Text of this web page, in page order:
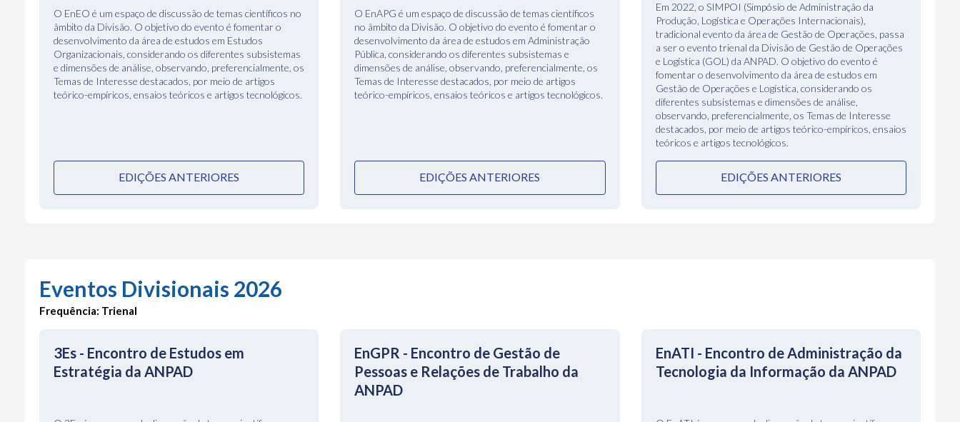
O EnEO é um espaço de discussão de temas científicos no
âmbito da Divisão. O objetivo do evento é fomentar o
desenvolvimento da área de estudos em Estudos
Organizacionais, considerando os diferentes subsistemas
e dimensões de análise, observando, preferencialmente, os
Temas de Interesse destacados, por meio de artigos
teórico-empíricos, ensaios teóricos e artigos tecnológicos.
EDIÇÕES ANTERIORES
O EnAPG é um espaço de discussão de temas científicos
no âmbito da Divisão. O objetivo do evento é fomentar o
desenvolvimento da área de estudos em Administração
Pública, considerando os diferentes subsistemas e
dimensões de análise, observando, preferencialmente, os
Temas de Interesse destacados, por meio de artigos
teórico-empíricos, ensaios teóricos e artigos tecnológicos.
EDIÇÕES ANTERIORES
Em 2022, o SIMPOI (Simpósio de Administração da
Produção, Logística e Operações Internacionais),
tradicional evento da área de Gestão de Operações, passa
a ser o evento trienal da Divisão de Gestão de Operações
e Logística (GOL) da ANPAD. O objetivo do evento é
fomentar o desenvolvimento da área de estudos em
Gestão de Operações e Logística, considerando os
diferentes subsistemas e dimensões de análise,
observando, preferencialmente, os Temas de Interesse
destacados, por meio de artigos teórico-empíricos, ensaios
teóricos e artigos tecnológicos.
EDIÇÕES ANTERIORES
Eventos Divisionais 2026
Frequência: Trienal
3Es - Encontro de Estudos em
Estratégia da ANPAD
EnGPR - Encontro de Gestão de
Pessoas e Relações de Trabalho da
ANPAD
EnATI - Encontro de Administração da
Tecnologia da Informação da ANPAD